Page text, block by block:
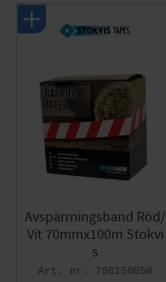
Avspärrningsband Röd/
Vit 70mmx100m Stokvi
s
700150058